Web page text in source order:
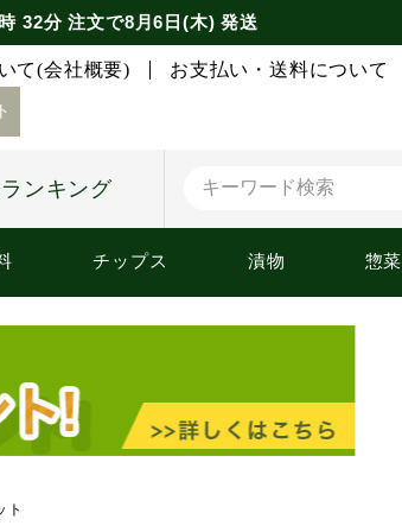
32分注文で8月6日(木) 発送
て(会社概要) お支払い・送料について
ンキング
チップス 漬物 惣菜
ト